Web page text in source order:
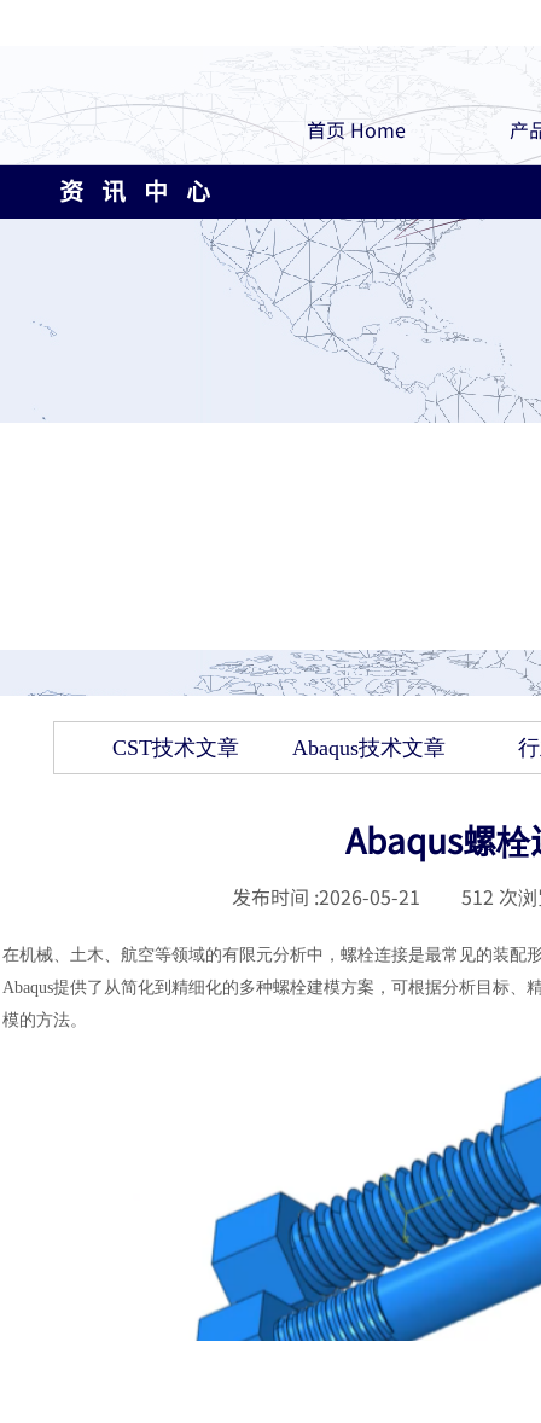
首页 Home 产
资 讯 中 心
CST技术文章 Abaqus技术文章
Abaqus螺
发布时间 :2026-05-21 512 次
在机械、土木、航空等领域的有限元分析中，螺栓连接是最常见的装
Abaqus提供了从简化到精细化的多种螺栓建模方案，可根据分析目标
模的方法。